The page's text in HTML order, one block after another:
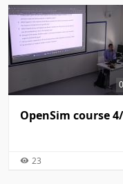
OpenSim course
23